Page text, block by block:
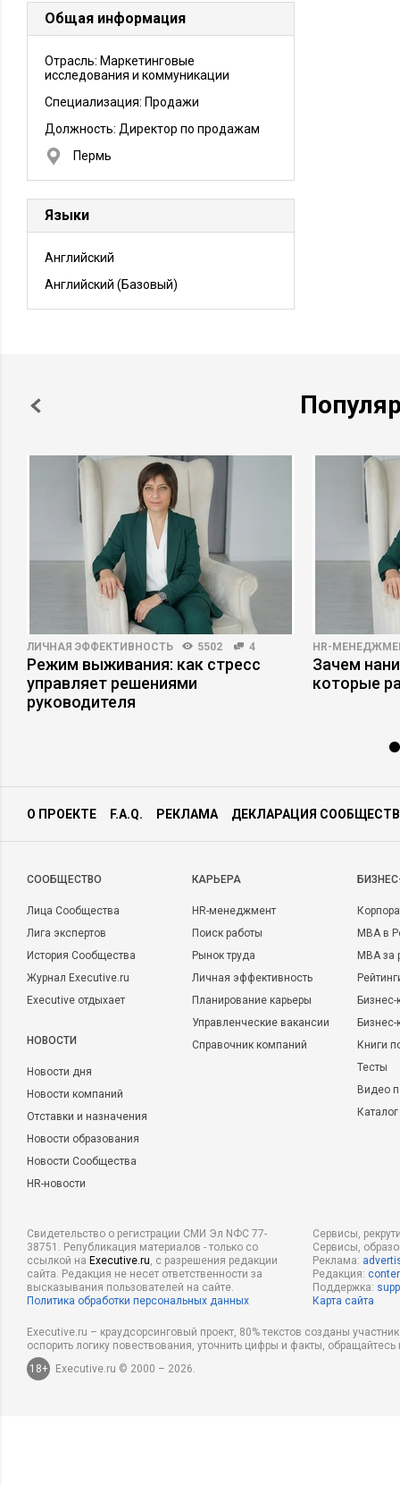
Описание деятельности компании:
выставочный ценр - один из региональных
лидеров выставочного бизнеса. проводит
год
Общая информация
Отрасль: Маркетинговые
исследования и коммуникации
Специализация: Продажи
Должность: Директор по продажам
Пермь
Языки
Английский
Английский (Базовый)
ЛИЧНАЯ ЭФФЕКТИВНОСТЬ 5502 4
Режим выживания: как стресс
управляет решениями
руководителя
HR-
Зачем
которые
О ПРОЕКТЕ F.A.Q. РЕКЛАМА ДЕКЛАРАЦИЯ
CООБЩЕСТВО
Лица Сообщества
Лига экспертов
История Сообщества
Журнал Executive.ru
Executive отдыхает
НОВОСТИ
Новости дня
Новости компаний
Отставки и назначения
Новости образования
Новости Сообщества
HR-новости
КАРЬЕРА
HR-менеджмент
Поиск работы
Рынок труда
Личная эффективность
Планирование карьеры
Управленческие вакансии
Справочник компаний
MBA в
MBA
Бизнес-
Книги
Тесты
Видео
Свидетельство о регистрации СМИ Эл NФС 77-
38751. Републикация материалов - только со
ссылкой на Executive.ru, с разрешения редакции
сайта. Редакция не несет ответственности за
высказывания пользователей на сайте.
Политика обработки персональных данных
Сервисы,
Сервисы,
Реклама:
Редакция:
Поддержка:
Карта сайта
Executive.ru – краудсорсинговый проект, 80% текстов созданы
оспорить логику повествования, уточнить цифры и факты,
18+
Executive.ru © 2000 – 2026.